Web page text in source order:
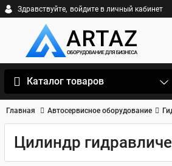
Здравствуйте, войдите в личный кабинет
Каталог товаров
Главная Автосервисное оборудование
Цилиндр